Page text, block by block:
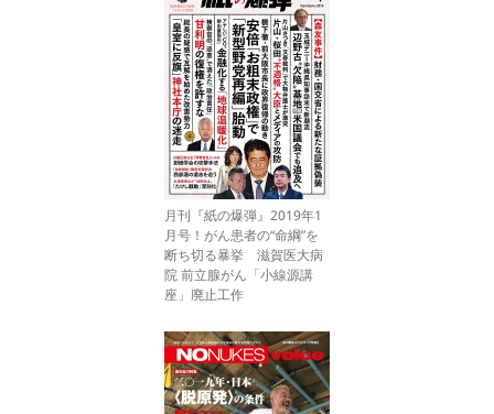
月刊『紙の爆弾』2019年1
月号！がん患者の“命綱”を
断ち切る暴挙 滋賀医大病
院 前立腺がん「小線源講
座」廃止工作